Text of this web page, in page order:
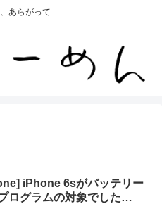
あらがって
iPhone 6sがバッテリー
ログラムの対象でした…